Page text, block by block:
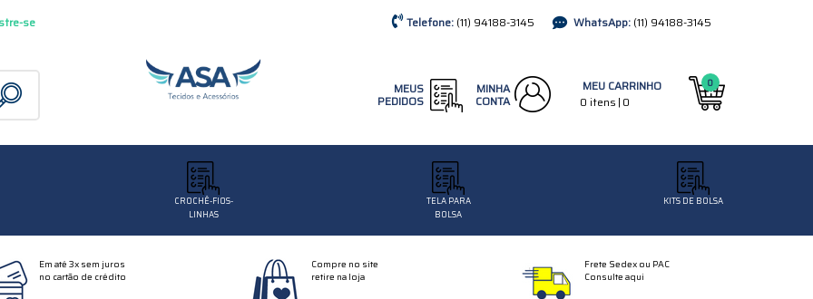
se (11) 94188-3145 (11) 94188-3145
MEUS
PEDIDOS
MINHA
CONTA
0
CROCHÊ-FIOS-
LINHAS
TELA PARA
BOLSA
KITS DE BOLSA
Em até 3x sem juros
no cartão de crédito
Compre no site
retire na loja
Frete Sedex ou PAC
Consulte aqui